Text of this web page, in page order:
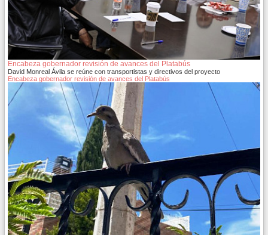
Encabeza gobernador revisión de avances del Platabús
David Monreal Ávila se reúne con transportistas y directivos del proyecto
Encabeza gobernador revisión de avances del Platabús